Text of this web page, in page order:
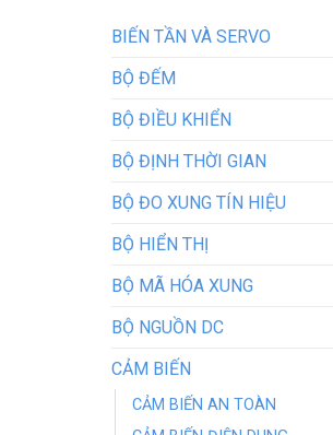
BIẾN TẦN VÀ SERVO
BỘ ĐẾM
BỘ ĐIỀU KHIỂN
BỘ ĐỊNH THỜI GIAN
BỘ ĐO XUNG TÍN HIỆU
BỘ HIỂN THỊ
BỘ MÃ HÓA XUNG
BỘ NGUỒN DC
CẢM BIẾN
CẢM BIẾN AN TOÀN